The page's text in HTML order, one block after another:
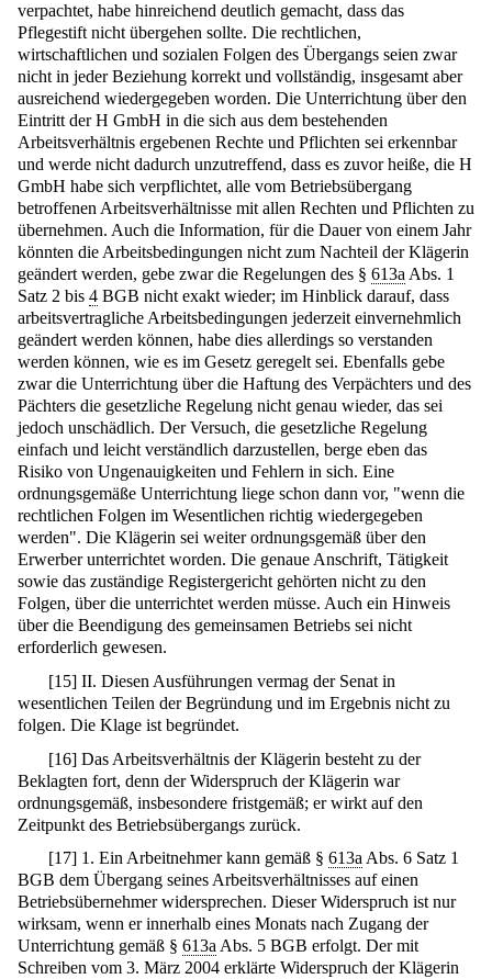
verpachtet, habe hinreichend deutlich gemacht, dass das
Pflegestift nicht übergehen sollte. Die rechtlichen,
wirtschaftlichen und sozialen Folgen des Übergangs seien zwar
nicht in jeder Beziehung korrekt und vollständig, insgesamt aber
ausreichend wiedergegeben worden. Die Unterrichtung über den
Eintritt der H GmbH in die sich aus dem bestehenden
Arbeitsverhältnis ergebenen Rechte und Pflichten sei erkennbar
und werde nicht dadurch unzutreffend, dass es zuvor heiße, die H
GmbH habe sich verpflichtet, alle vom Betriebsübergang
betroffenen Arbeitsverhältnisse mit allen Rechten und Pflichten zu
übernehmen. Auch die Information, für die Dauer von einem Jahr
könnten die Arbeitsbedingungen nicht zum Nachteil der Klägerin
geändert werden, gebe zwar die Regelungen des § 613aAbs. 1
Satz 2 bis 4 BGB nicht exakt wieder; im Hinblick darauf, dass
arbeitsvertragliche Arbeitsbedingungen jederzeit einvernehmlich
geändert werden können, habe dies allerdings so verstanden
werden können, wie es im Gesetz geregelt sei. Ebenfalls gebe
zwar die Unterrichtung über die Haftung des Verpächters und des
Pächters die gesetzliche Regelung nicht genau wieder, das sei
jedoch unschädlich. Der Versuch, die gesetzliche Regelung
einfach und leicht verständlich darzustellen, berge eben das
Risiko von Ungenauigkeiten und Fehlern in sich. Eine
ordnungsgemäße Unterrichtung liege schon dann vor, "wenn die
rechtlichen Folgen im Wesentlichen richtig wiedergegeben
werden". Die Klägerin sei weiter ordnungsgemäß über den
Erwerber unterrichtet worden. Die genaue Anschrift, Tätigkeit
sowie das zuständige Registergericht gehörten nicht zu den
Folgen, über die unterrichtet werden müsse. Auch ein Hinweis
über die Beendigung des gemeinsamen Betriebs sei nicht
erforderlich gewesen.
[15] II. Diesen Ausführungen vermag der Senat in
wesentlichen Teilen der Begründung und im Ergebnis nicht zu
folgen. Die Klage ist begründet.
[16] Das Arbeitsverhältnis der Klägerin besteht zu der
Beklagten fort, denn der Widerspruch der Klägerin war
ordnungsgemäß, insbesondere fristgemäß; er wirkt auf den
Zeitpunkt des Betriebsübergangs zurück.
[17] 1. Ein Arbeitnehmer kann gemäß §613a Abs. 6 Satz 1
BGB dem Übergang seines Arbeitsverhältnisses auf einen
Betriebsübernehmer widersprechen. Dieser Widerspruch ist nur
wirksam, wenn er innerhalb eines Monats nach Zugang der
Unterrichtung gemäß § 613a Abs. 5 BGB erfolgt. Der mit
Schreiben vom 3. März 2004 erklärte Widerspruch der Klägerin